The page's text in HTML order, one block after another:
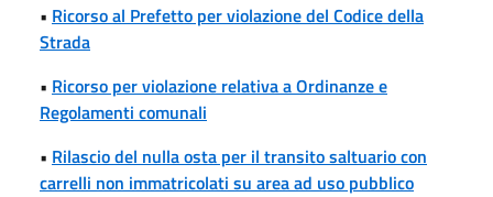
• Ricorso al Prefetto per violazione del Codice della
Strada
• Ricorso per violazione relativa a Ordinanze e
Regolamenti comunali
• Rilascio del nulla osta per il transito saltuario con
carrelli non immatricolati su area ad uso pubblico